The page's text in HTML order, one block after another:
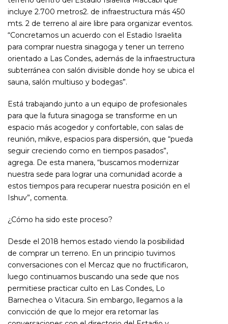
incluye 2.700 metros2. de infraestructura más 450
mts. 2 de terreno al aire libre para organizar eventos.
“Concretamos un acuerdo con el Estadio Israelita
para comprar nuestra sinagoga y tener un terreno
orientado a Las Condes, además de la infraestructura
subterránea con salón divisible donde hoy se ubica el
sauna, salón multiuso y bodegas”.
Está trabajando junto a un equipo de profesionales
para que la futura sinagoga se transforme en un
espacio más acogedor y confortable, con salas de
reunión, mikve, espacios para dispersión, que “pueda
seguir creciendo como en tiempos pasados”,
agrega. De esta manera, “buscamos modernizar
nuestra sede para lograr una comunidad acorde a
estos tiempos para recuperar nuestra posición en el
Ishuv”, comenta.
¿Cómo ha sido este proceso?
Desde el 2018 hemos estado viendo la posibilidad
de comprar un terreno. En un principio tuvimos
conversaciones con el Mercaz que no fructificaron,
luego continuamos buscando una sede que nos
permitiese practicar culto en Las Condes, Lo
Barnechea o Vitacura. Sin embargo, llegamos a la
convicción de que lo mejor era retomar las